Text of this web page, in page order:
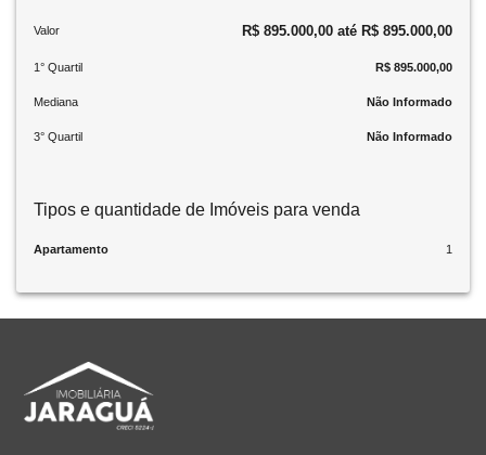
Valor R$ 895.000,00 até R$ 895.000,00
1° Quartil R$ 895.000,00
Mediana Não Informado
3° Quartil Não Informado
Tipos e quantidade de Imóveis para venda
Apartamento 1